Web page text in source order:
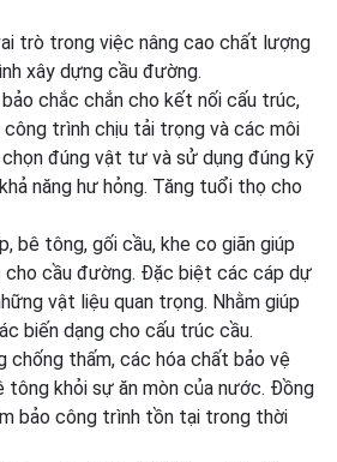
trò trong việc nâng cao chất lượng
xây dựng cầu đường.
chắc chắn cho kết nối cấu trúc,
công trình chịu tải trọng và các môi
đúng vật tư và sử dụng đúng kỹ
năng hư hỏng. Tăng tuổi thọ cho
bê tông, gối cầu, khe co giãn giúp
cho cầu đường. Đặc biệt các cáp dự
vật liệu quan trọng. Nhằm giúp
biến dạng cho cấu trúc cầu.
chống thấm, các hóa chất bảo vệ
tông khỏi sự ăn mòn của nước. Đồng
bảo công trình tồn tại trong thời